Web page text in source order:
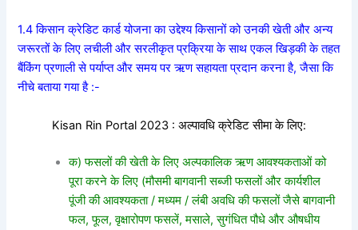
1.4 किसान क्रेडिट कार्ड योजना का उद्देश्य किसानों को उनकी खेती और अन्य
जरूरतों के लिए लचीली और सरलीकृत प्रक्रिया के साथ एकल खिड़की के तहत
बैंकिंग प्रणाली से पर्याप्त और समय पर ऋण सहायता प्रदान करना है, जैसा कि
नीचे बताया गया है :-
Kisan Rin Portal 2023 : अल्पावधि क्रेडिट सीमा के लिए:
क) फसलों की खेती के लिए अल्पकालिक ऋण आवश्यकताओं को
पूरा करने के लिए (मौसमी बागवानी सब्जी फसलों और कार्यशील
पूंजी की आवश्यकता / मध्यम / लंबी अवधि की फसलों जैसे बागवानी
फल, फूल, वृक्षारोपण फसलें, मसाले, सुगंधित पौधे और औषधीय